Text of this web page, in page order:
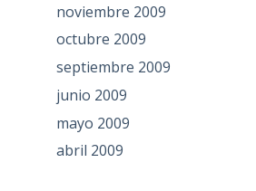
noviembre 2009
octubre 2009
septiembre 2009
junio 2009
mayo 2009
abril 2009